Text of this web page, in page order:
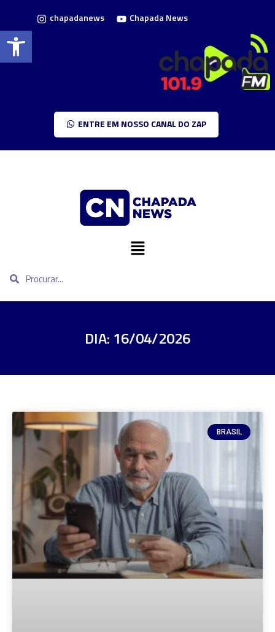
Barra de Ferramentas Aberta
chapadanews Chapada News
ENTRE EM NOSSO CANAL DO ZAP
DIA: 16/04/2026
BRASIL